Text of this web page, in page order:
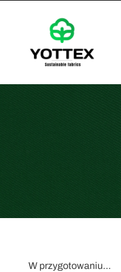
W przygotowaniu…